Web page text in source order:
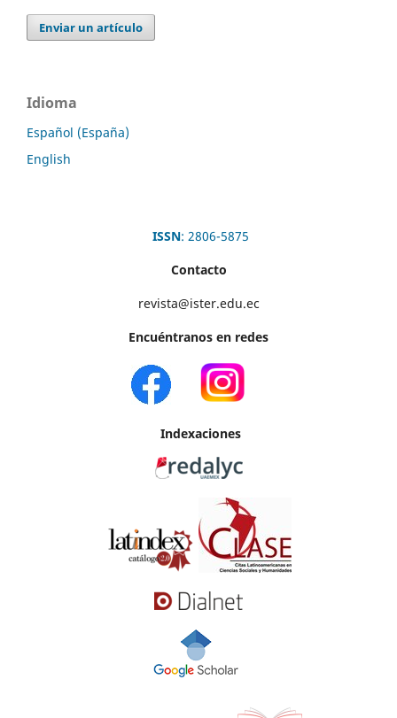
Enviar un artículo
Idioma
Español (España)
English
ISSN: 2806-5875
Contacto
revista@ister.edu.ec
Encuéntranos en redes
Indexaciones